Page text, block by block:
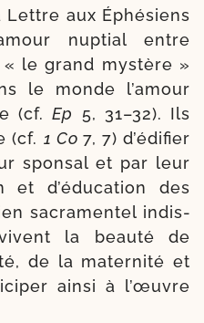
aux Éphésiens
nup­tial entre
« le grand mys­tère »
le monde l’amour
(cf.Ep
5, 31–32). Ils
(cf. 1 Co 7, 7) d’édifier
spon­sal et par leur
et d’éducation des
sacra­men­tel indis­
la beau­té de
de la mater­ni­té et
ain­si à l’œuvre